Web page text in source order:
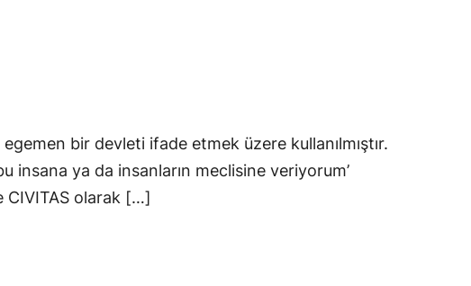
bir devleti ifade etmek üzere kullanılmıştır.
insana ya da insanların meclisine veriyorum’
CIVITAS olarak […]